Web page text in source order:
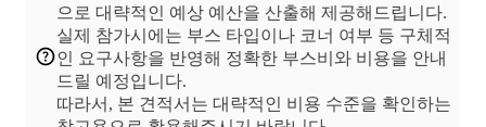
으로 대략적인 예상 예산을 산출해 제공해드립니다.
실제 참가시에는 부스 타입이나 코너 여부 등 구체적
인 요구사항을 반영해 정확한 부스비와 비용을 안내
드릴 예정입니다.
따라서, 본 견적서는 대략적인 비용 수준을 확인하는